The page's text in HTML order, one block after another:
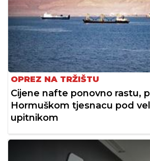
OPREZ NA TRŽIŠTU
Cijene nafte ponovno rastu,
Hormuškom tjesnacu pod
upitnikom